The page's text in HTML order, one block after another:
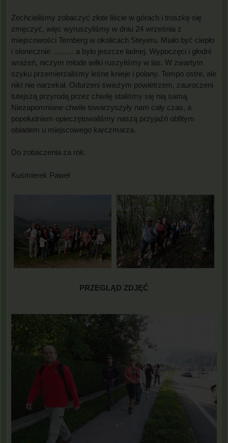
Zechcieliśmy zobaczyć złote liście w górach i troszkę się
zmęczyć, więc wyruszyliśmy w dniu 24 września z
miejscowości Ternberg w okolicach Steyeru. Miało być ciepło
i słonecznie …….. a było jeszcze ładnej. Wypoczęci i głodni
wrażeń, niczym młode wilki ruszyliśmy w las. W zwartym
szyku przemierzaliśmy leśne knieje i polany. Tempo ostre, ale
nikt nie narzekał. Odurzeni świeżym powietrzem, zauroczeni
tutejszą przyrodą przez chwilę staliśmy się nią samą.
Niezapomniane chwile towarzyszyły nam cały czas, a
popołudniem opieczętowaliśmy naszą przyjaźń obfitym
obiadem u miejscowego karczmarza.
Do zobaczenia za rok.
Kuśmierek Paweł
PRZEGLĄD ZDJĘĆ